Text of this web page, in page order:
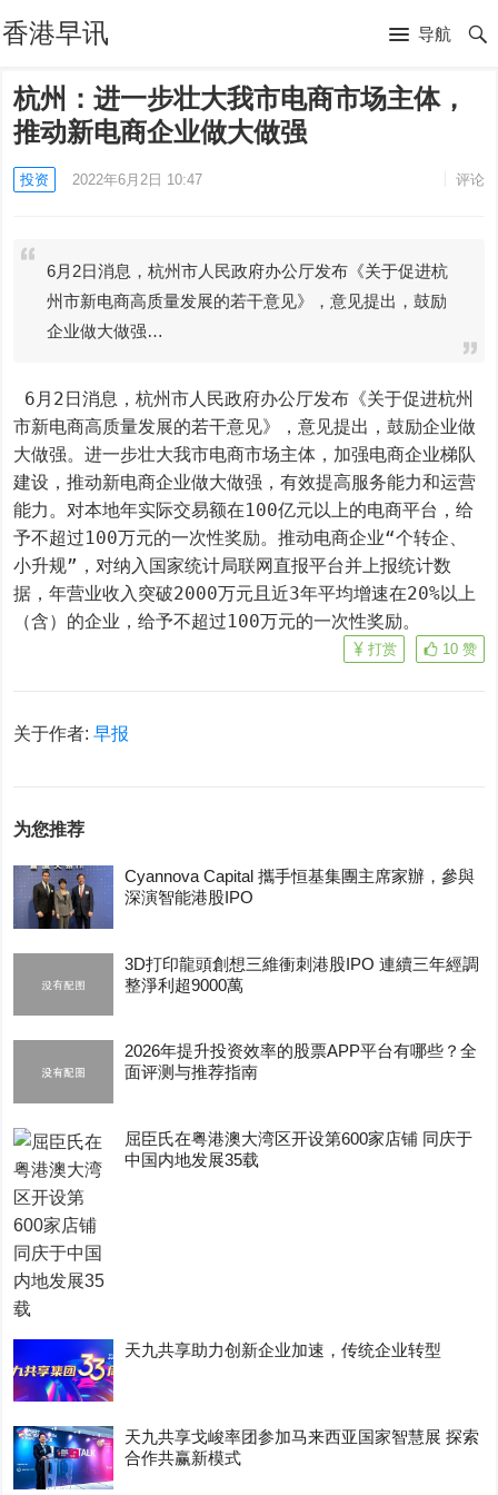
香港早讯 导航
杭州：进一步壮大我市电商市场主体，
推动新电商企业做大做强
投资 2022年6月2日 10:47 评论
6月2日消息，杭州市人民政府办公厅发布《关于促进杭
州市新电商高质量发展的若干意见》，意见提出，鼓励
企业做大做强…
市新电商高质量发展的若干意见》，意见提出，鼓励企业做
大做强。进一步壮大我市电商市场主体，加强电商企业梯队
建设，推动新电商企业做大做强，有效提高服务能力和运营
能力。对本地年实际交易额在100亿元以上的电商平台，给
予不超过100万元的一次性奖励。推动电商企业“个转企、
小升规”，对纳入国家统计局联网直报平台并上报统计数
据，年营业收入突破2000万元且近3年平均增速在20%以上
（含）的企业，给予不超过100万元的一次性奖励。
10 赞
打赏
关于作者:早报
为您推荐
Cyannova Capital 攜手恒基集團主席家辦，參與
深演智能港股IPO
3D打印龍頭創想三維衝刺港股IPO 連續三年經調
整淨利超9000萬
2026年提升投资效率的股票APP平台有哪些？全
面评测与推荐指南
屈臣氏在粤港澳大湾区开设第600家店铺 同庆于
中国内地发展35载
天九共享助力创新企业加速，传统企业转型
天九共享戈峻率团参加马来西亚国家智慧展 探索
合作共赢新模式